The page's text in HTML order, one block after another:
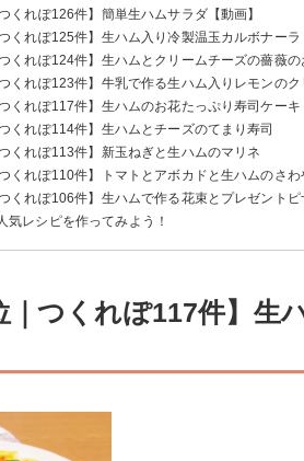
くれぽ126件】簡単生ハムサラダ【動画】
くれぽ125件】生ハム入り冷製温玉カルボナーラ
くれぽ124件】生ハムとクリームチーズの薔薇
くれぽ123件】牛乳で作る生ハム入りレモンのク
くれぽ117件】生ハムのお花たっぷり寿司ケーキ
くれぽ114件】生ハムとチーズのてまり寿司
くれぽ113件】新玉ねぎと生ハムのマリネ
くれぽ110件】トマトとアボカドと生ハムのさ
くれぽ106件】生ハムで作る花束とプレゼントピ
気レシピを作ってみよう！
｜つくれぽ117件】生